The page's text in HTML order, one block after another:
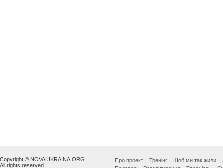
Copyright © NOVA UKRAINA.ORG
All rights reserved.
Про проект Тренінг Щоб ми так жили